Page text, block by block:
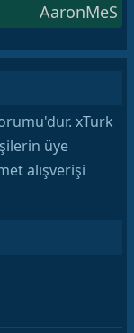
AaronMeS
xTurk
üye
alışverişi